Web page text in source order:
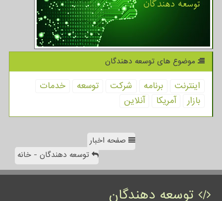
موضوع های توسعه دهندگان
اینترنت برنامه شركت توسعه
خدمات
بازار
آمریكا آنلاین
صفحه اخبار
توسعه دهندگان - خانه
توسعه دهندگان